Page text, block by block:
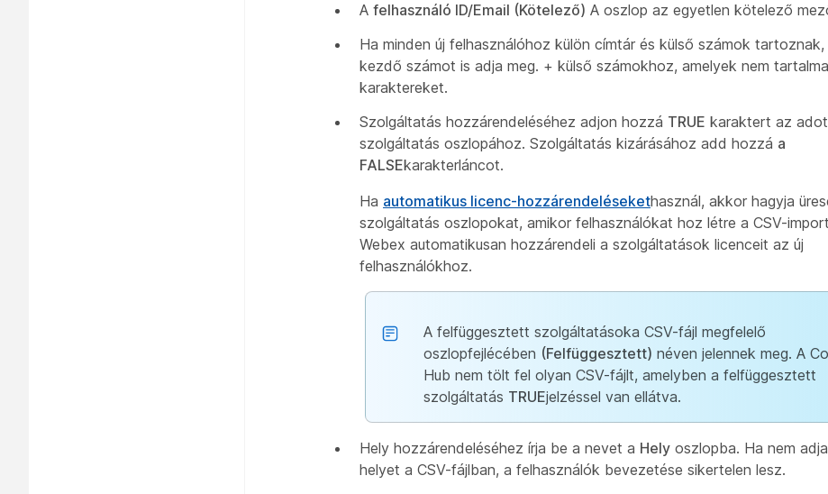
A felhasználó ID/Email (Kötelező) A oszlop az egyetlen kötelező
Ha minden új felhasználóhoz külön címtár és külső számok
kezdő számot is adja meg. + külső számokhoz, amelyek nem
karaktereket.
Szolgáltatás hozzárendeléséhez adjon hozzá TRUE karaktert az
szolgáltatás oszlopához. Szolgáltatás kizárásához add hozzá a
FALSEkarakterláncot.
Ha automatikus licenc-hozzárendelésekethasznál, akkor hagyja
szolgáltatás oszlopokat, amikor felhasználókat hoz létre a CSV-
Webex automatikusan hozzárendeli a szolgáltatások licenceit az új
felhasználókhoz.
A felfüggesztett szolgáltatásoka CSV-fájl megfelelő
oszlopfejlécében (Felfüggesztett) néven jelennek meg. A
Hub nem tölt fel olyan CSV-fájlt, amelyben a felfüggesztett
szolgáltatás TRUEjelzéssel van ellátva.
Hely hozzárendeléséhez írja be a nevet a Hely oszlopba. Ha nem
helyet a CSV-fájlban, a felhasználók bevezetése sikertelen lesz.